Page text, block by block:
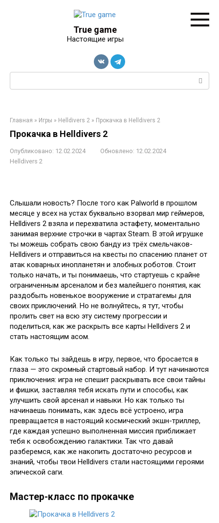
True game
Настоящие игры
Поиск:
Главная » Игры » Helldivers 2 » Прокачка в Helldivers 2
Прокачка в Helldivers 2
Опубликовано: 12.02.2024 Обновлено: 12.02.2024
Helldivers 2
Слышали новость? После того как Palworld в прошлом
месяце у всех на устах буквально взорвал мир геймеров,
Helldivers 2 взяла и перехватила эстафету, моментально
занимая верхние строчки в чартах Steam. В этой игрушке
ты можешь собрать свою банду из трёх смельчаков-
Helldivers и отправиться на квесты по спасению планет от
атак коварных инопланетян и злобных роботов. Стоит
только начать, и ты понимаешь, что стартуешь с крайне
ограниченным арсеналом и без малейшего понятия, как
раздобыть новенькое вооружение и стратагемы для
своих приключений. Но не волнуйтесь, я тут, чтобы
пролить свет на всю эту систему прогрессии и
поделиться, как же раскрыть все карты Helldivers 2 и
стать настоящим асом.
Как только ты зайдешь в игру, первое, что бросается в
глаза — это скромный стартовый набор. И тут начинаются
приключения: игра не спешит раскрывать все свои тайны
и фишки, заставляя тебя искать пути и способы, как
улучшить свой арсенал и навыки. Но как только ты
начинаешь понимать, как здесь всё устроено, игра
превращается в настоящий космический экшн-триллер,
где каждая успешно выполненная миссия приближает
тебя к освобождению галактики. Так что давай
разберемся, как же накопить достаточно ресурсов и
знаний, чтобы твои Helldivers стали настоящими героями
эпической саги.
Мастер-класс по прокачке